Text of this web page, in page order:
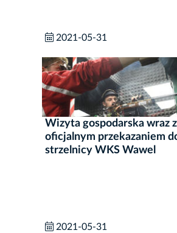
2021-05-31
Wizyta gospodarska wraz z
oficjalnym przekazaniem
strzelnicy WKS Wawel
2021-05-31